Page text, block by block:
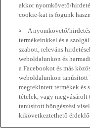
akkor nyomkövető/
cookie-kat is fogunk
A nyomkövető/
termékeinkkel és a
szabott, releváns
weboldalunkon és
a Facebookot és más
weboldalunkon tanúsított
megtekintett termékek és
tételek, vagy
tanúsított böngészési
kikövetkeztethető